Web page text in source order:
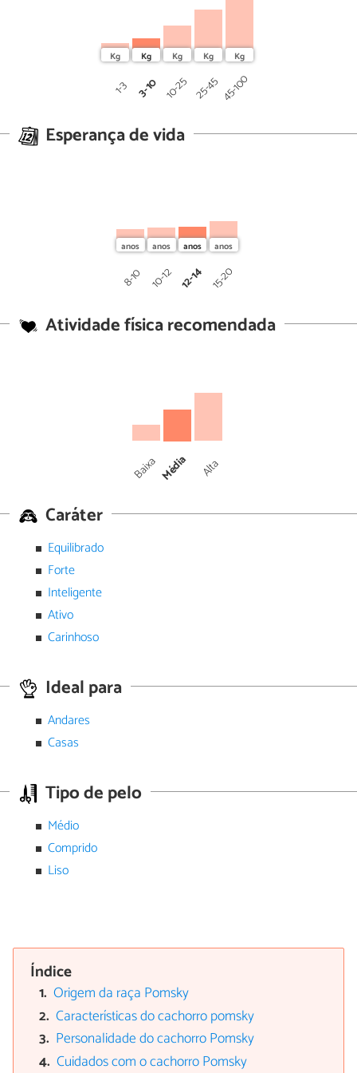
1-3 3-10 10-25 25-45 45-100
Esperança de vida
8-10 10-12 12-14 15-20
Atividade física recomendada
Baixa Média Alta
Caráter
Equilibrado
Forte
Inteligente
Ativo
Carinhoso
Ideal para
Andares
Casas
Tipo de pelo
Médio
Comprido
Liso
Índice
Origem da raça Pomsky
Características do cachorro pomsky
Personalidade do cachorro Pomsky
Cuidados com o cachorro Pomsky